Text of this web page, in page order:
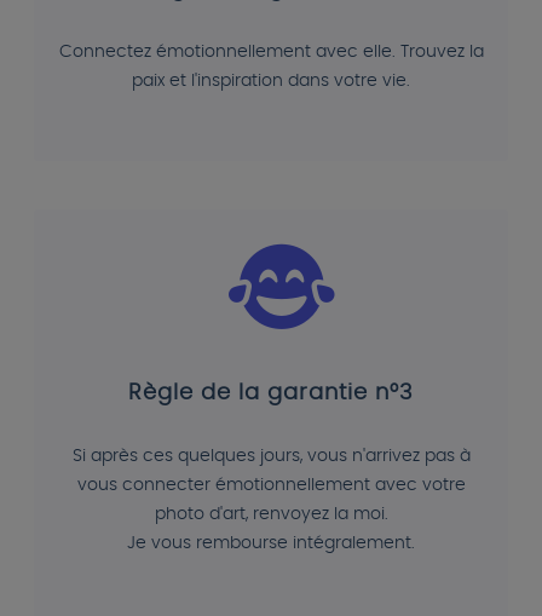
Connectez émotionnellement avec elle. Trouvez la
paix et l'inspiration dans votre vie.
Règle de la garantie n°3
Si après ces quelques jours, vous n'arrivez pas à
vous connecter émotionnellement avec votre
photo d'art, renvoyez la moi.
Je vous rembourse intégralement.